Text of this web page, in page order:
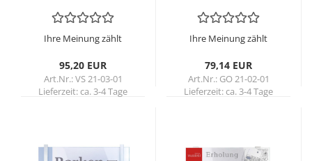
Ihre Meinung zählt
95,20 EUR
Art.Nr.: VS 21-03-01
Lieferzeit:ca. 3-4 Tage
Ihre Meinung zählt
79,14 EUR
Art.Nr.: GO 21-02-01
Lieferzeit:ca. 3-4 Tage